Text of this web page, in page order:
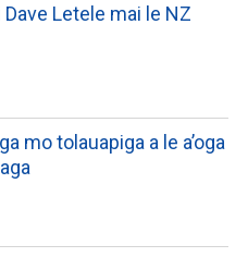
Dave Letele mai le NZ
mo tolauapiga a le a’oga